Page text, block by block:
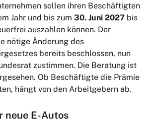
sollen ihren Beschäftigten
Jahr und bis zum 30. Juni 2027 bis
auszahlen können. Der
nötige Änderung des
bereits beschlossen, nun
zustimmen. Die Beratung ist
Ob Beschäftigte die Prämie
hängt von den Arbeitgebern ab.
neue E-Autos